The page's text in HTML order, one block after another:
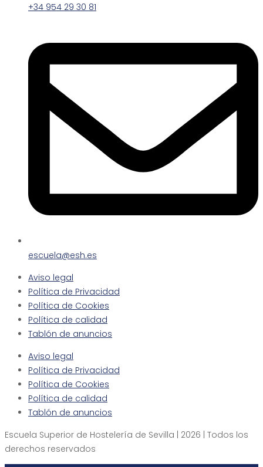
+34 954 29 30 81
escuela@esh.es
Aviso legal
Política de Privacidad
Política de Cookies
Política de calidad
Tablón de anuncios
Aviso legal
Política de Privacidad
Política de Cookies
Política de calidad
Tablón de anuncios
Escuela Superior de Hostelería de Sevilla | 2026 | Todos los
derechos reservados